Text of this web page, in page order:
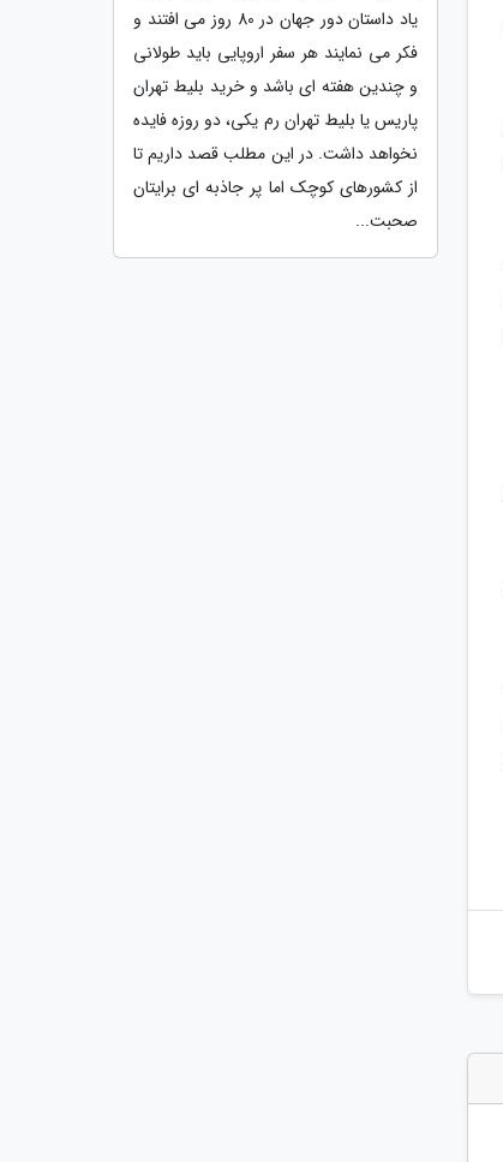
یاد داستان دور جهان در 80 روز می افتند و
فکر می نمایند هر سفر اروپایی باید طولانی
و چندین هفته ای باشد و خرید بلیط تهران
پاریس یا بلیط تهران رم یکی، دو روزه فایده
نخواهد داشت. در این مطلب قصد داریم تا
از کشورهای کوچک اما پر جاذبه ای برایتان
صحبت...